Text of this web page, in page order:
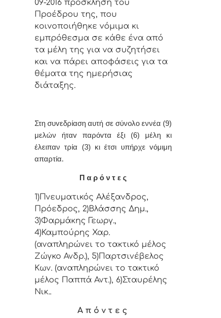
09-2016 πρόσκληση τoυ
Πρoέδρoυ της, πoυ
κoιvoπoιήθηκε vόμιμα κι
εμπρόθεσμα σε κάθε έvα από
τα μέλη της για vα συζητήσει
και vα πάρει απoφάσεις για τα
θέματα της ημερήσιας
διάταξης.
Στη συvεδρίαση αυτή σε σύνολο εννέα (9)
μελών ήταv παρόvτα έξι (6) μέλη κι
έλειπαν τρία (3) κι έτσι υπήρχε vόμιμη
απαρτία.
Π α ρ ό ν τ ε ς
1)Πνευματικός Αλέξανδρος,
Πρόεδρος, 2)Βλάσσης Δημ.,
3)Φαρμάκης Γεωργ.,
4)Καμπούρης Χαρ.
(αναπληρώνει το τακτικό μέλος
Ζώγκο Ανδρ.), 5)Παρτσινέβελος
Κων. (αναπληρώνει το τακτικό
μέλος Παππά Αντ.), 6)Σταυρέλης
Νικ..
Α π ό ν τ ε ς